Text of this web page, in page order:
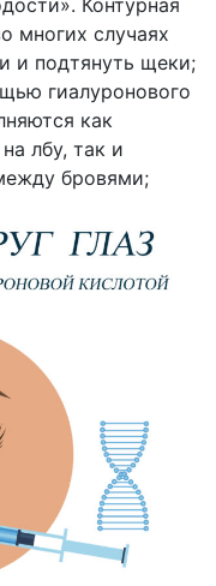
многих случаях
и подтянуть щеки;
гиалуронового
как
лбу, так и
бровями;